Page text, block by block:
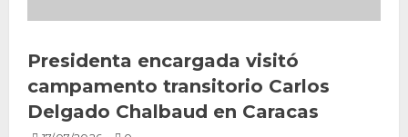
Presidenta encargada visitó
campamento transitorio Carlos
Delgado Chalbaud en Caracas